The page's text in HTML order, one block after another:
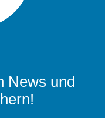
News und